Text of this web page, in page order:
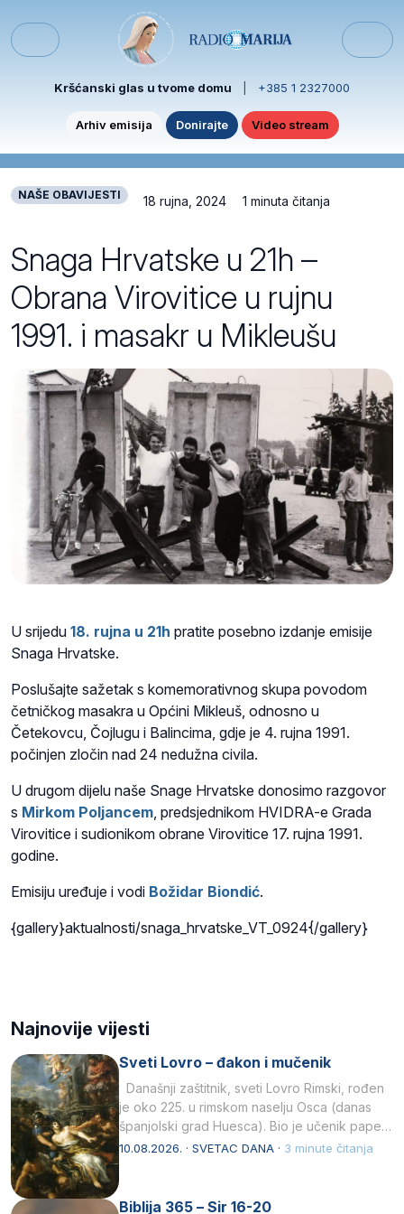
Menu
Kršćanski glas u tvome domu +385 1 2327000
Arhiv emisija Donirajte Video stream
NAŠE OBAVIJESTI 18 rujna, 2024 1 minuta čitanja
Snaga Hrvatske u 21h –
Obrana Virovitice u rujnu
1991. i masakr u Mikleušu
U srijedu 18. rujna u 21h pratite posebno izdanje emisije
Snaga Hrvatske.
Poslušajte sažetak s komemorativnog skupa povodom
četničkog masakra u Općini Mikleuš, odnosno u
Četekovcu, Čojlugu i Balincima, gdje je 4. rujna 1991.
počinjen zločin nad 24 nedužna civila.
U drugom dijelu naše Snage Hrvatske donosimo razgovor
s Mirkom Poljancem , predsjednikom HVIDRA-e Grada
Virovitice i sudionikom obrane Virovitice 17. rujna 1991.
godine.
Emisiju uređuje i vodi Božidar Biondić.
{gallery}aktualnosti/snaga_hrvatske_VT_0924{/gallery}
Najnovije vijesti
Sveti Lovro – đakon i mučenik
Današnji zaštitnik, sveti Lovro Rimski, rođen
je oko 225. u rimskom naselju Osca (danas
španjolski grad Huesca). Bio je učenik pape…
10.08.2026. · SVETAC DANA · 3 minute čitanja
Biblija 365 – Sir 16-20